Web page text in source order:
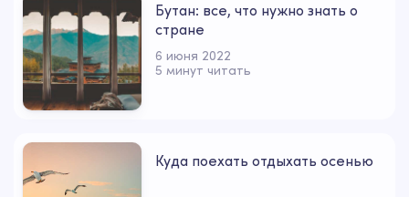
Бутан: все, что нужно знать о
стране
6 июня 2022
5 минут читать
Куда поехать отдыхать осенью